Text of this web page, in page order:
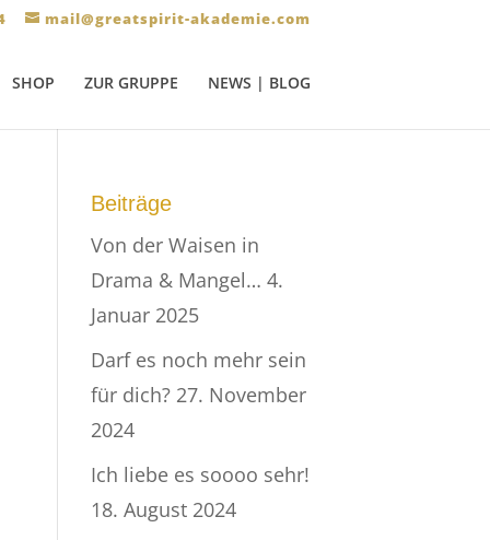
mail@greatspirit-akademie.com
SHOP ZUR GRUPPE NEWS | BLOG
Beiträge
Von der Waisen in
Drama & Mangel… 4.
Januar 2025
Darf es noch mehr sein
für dich? 27. November
2024
Ich liebe es soooo sehr!
18. August 2024